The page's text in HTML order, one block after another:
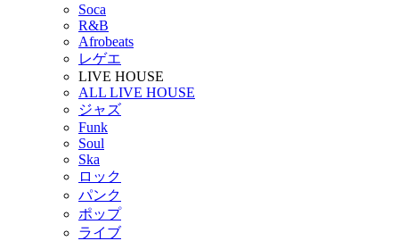
Soca
R&B
Afrobeats
レゲエ
LIVE HOUSE
ALL LIVE HOUSE
ジャズ
Funk
Soul
Ska
ロック
パンク
ポップ
ライブ